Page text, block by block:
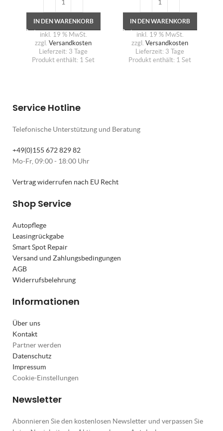
IN DEN WARENKORB
inkl. 19 % MwSt.
zzgl. Versandkosten
Lieferzeit: 3 Tage
Produkt enthält: 1 Set
IN DEN WARENKORB
inkl. 19 % MwSt.
zzgl. Versandkosten
Lieferzeit: 3 Tage
Produkt enthält: 1 Set
Service Hotline
Telefonische Unterstützung und Beratung
+49(0)155 672 829 82
Mo-Fr, 09:00 - 18:00 Uhr
Vertrag widerrufen nach EU Recht
Shop Service
Autopflege
Leasingrückgabe
Smart Spot Repair
Versand und Zahlungsbedingungen
AGB
Widerrufsbelehrung
Informationen
Über uns
Kontakt
Partner werden
Datenschutz
Impressum
Cookie-Einstellungen
Newsletter
Abonnieren Sie den kostenlosen Newsletter und verpassen Sie